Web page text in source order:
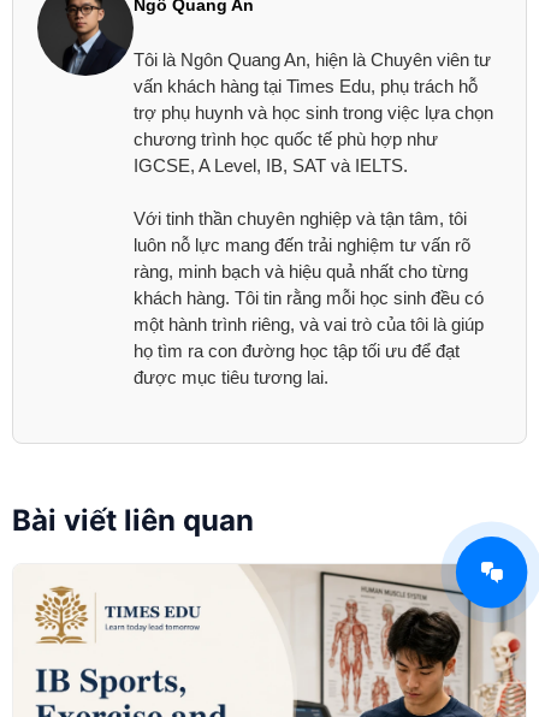
Ngô Quang An
Tôi là Ngôn Quang An, hiện là Chuyên viên tư
vấn khách hàng tại Times Edu, phụ trách hỗ
trợ phụ huynh và học sinh trong việc lựa chọn
chương trình học quốc tế phù hợp như
IGCSE, A Level, IB, SAT và IELTS.
Với tinh thần chuyên nghiệp và tận tâm, tôi
luôn nỗ lực mang đến trải nghiệm tư vấn rõ
ràng, minh bạch và hiệu quả nhất cho từng
khách hàng. Tôi tin rằng mỗi học sinh đều có
một hành trình riêng, và vai trò của tôi là giúp
họ tìm ra con đường học tập tối ưu để đạt
được mục tiêu tương lai.
Bài viết liên quan